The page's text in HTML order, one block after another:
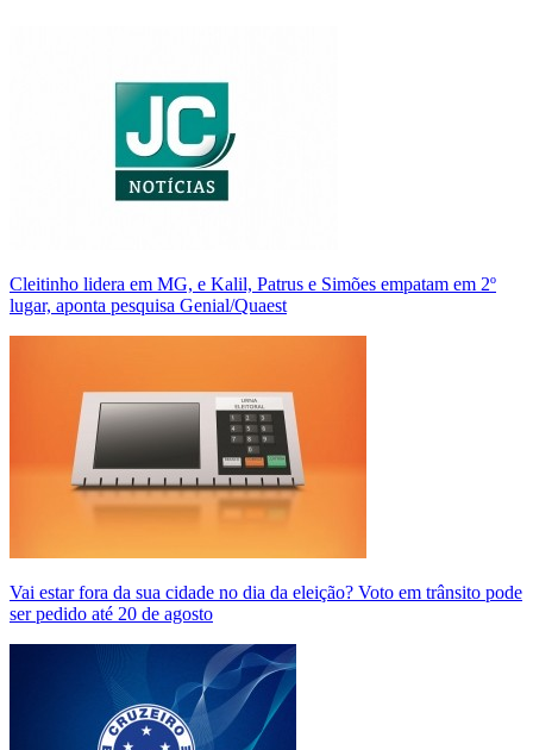
Cleitinho lidera em MG, e Kalil, Patrus e Simões empatam em 2º
lugar, aponta pesquisa Genial/Quaest
Vai estar fora da sua cidade no dia da eleição? Voto em trânsito pode
ser pedido até 20 de agosto